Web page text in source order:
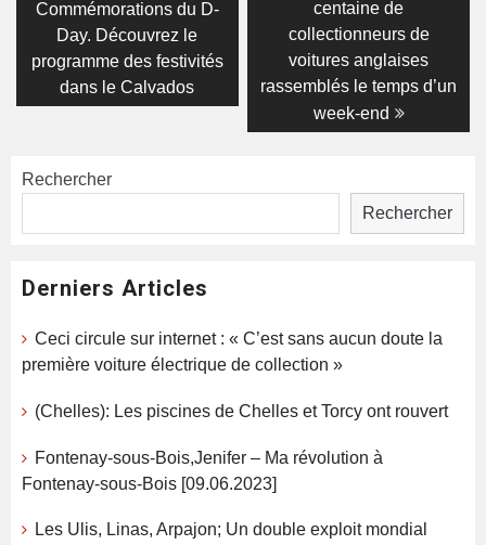
l’article
Commémorations du D-
Day. Découvrez le
programme des festivités
dans le Calvados
centaine de
collectionneurs de
voitures anglaises
rassemblés le temps d’un
week-end
Rechercher
Rechercher
Derniers Articles
Ceci circule sur internet : « C’est sans aucun doute la
première voiture électrique de collection »
(Chelles): Les piscines de Chelles et Torcy ont rouvert
Fontenay-sous-Bois,Jenifer – Ma révolution à
Fontenay-sous-Bois [09.06.2023]
Les Ulis, Linas, Arpajon; Un double exploit mondial